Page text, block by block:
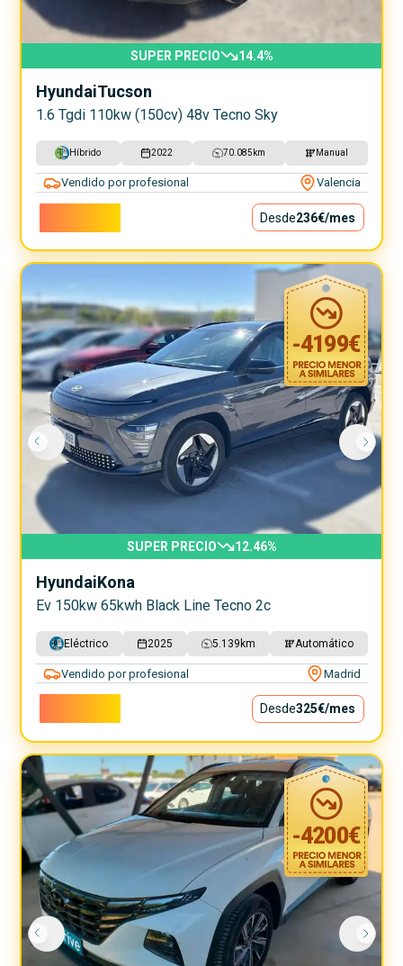
SUPER PRECIO 14.4%
HyundaiTucson
1.6 Tgdi 110kw (150cv) 48v Tecno Sky
Híbrido 2022 70.085 km Manual
Vendido por profesional Valencia
Desde236€/mes
-4199€
SUPER PRECIO 12.46%
HyundaiKona
Ev 150kw 65kwh Black Line Tecno 2c
Eléctrico 2025 5.139 km Automático
Vendido por profesional Madrid
Desde325€/mes
-4200€